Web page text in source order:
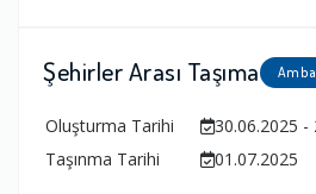
Şehirler Arası Taşıma
Oluşturma Tarihi
30.06.2025 -
Taşınma Tarihi
01.07.2025